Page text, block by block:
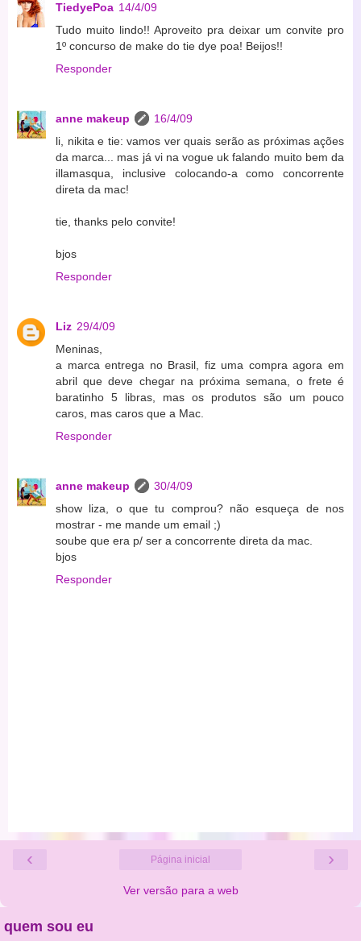
TiedyePoa 14/4/09
Tudo muito lindo!! Aproveito pra deixar um convite pro
1º concurso de make do tie dye poa! Beijos!!
Responder
anne makeup
16/4/09
li, nikita e tie: vamos ver quais serão as próximas ações
da marca... mas já vi na vogue uk falando muito bem da
illamasqua, inclusive colocando-a como concorrente
direta da mac!
tie, thanks pelo convite!
bjos
Responder
Liz 29/4/09
Meninas,
a marca entrega no Brasil, fiz uma compra agora em
abril que deve chegar na próxima semana, o frete é
baratinho 5 libras, mas os produtos são um pouco
caros, mas caros que a Mac.
Responder
anne makeup
30/4/09
show liza, o que tu comprou? não esqueça de nos
mostrar - me mande um email ;)
soube que era p/ ser a concorrente direta da mac.
bjos
Responder
‹ ›
Página inicial
Ver versão para a web
quem sou eu